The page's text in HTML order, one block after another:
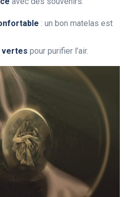
: un bon matelas est
vertes pour purifier l’air.